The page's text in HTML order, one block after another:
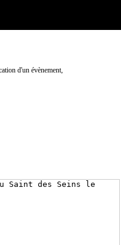
d'un évènement,